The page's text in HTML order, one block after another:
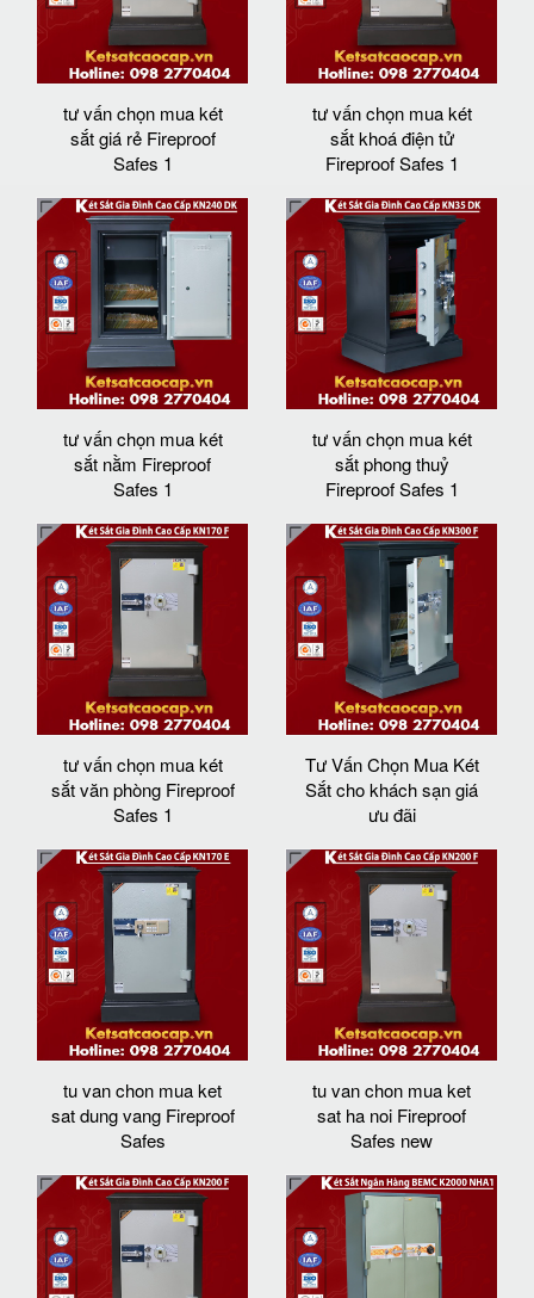
tư vấn chọn mua két
sắt giá rẻ Fireproof
Safes 1
tư vấn chọn mua két
sắt khoá điện tử
Fireproof Safes 1
tư vấn chọn mua két
sắt nằm Fireproof
Safes 1
tư vấn chọn mua két
sắt phong thuỷ
Fireproof Safes 1
tư vấn chọn mua két
sắt văn phòng Fireproof
Safes 1
Tư Vấn Chọn Mua Két
Sắt cho khách sạn giá
ưu đãi
tu van chon mua ket
sat dung vang Fireproof
Safes
tu van chon mua ket
sat ha noi Fireproof
Safes new